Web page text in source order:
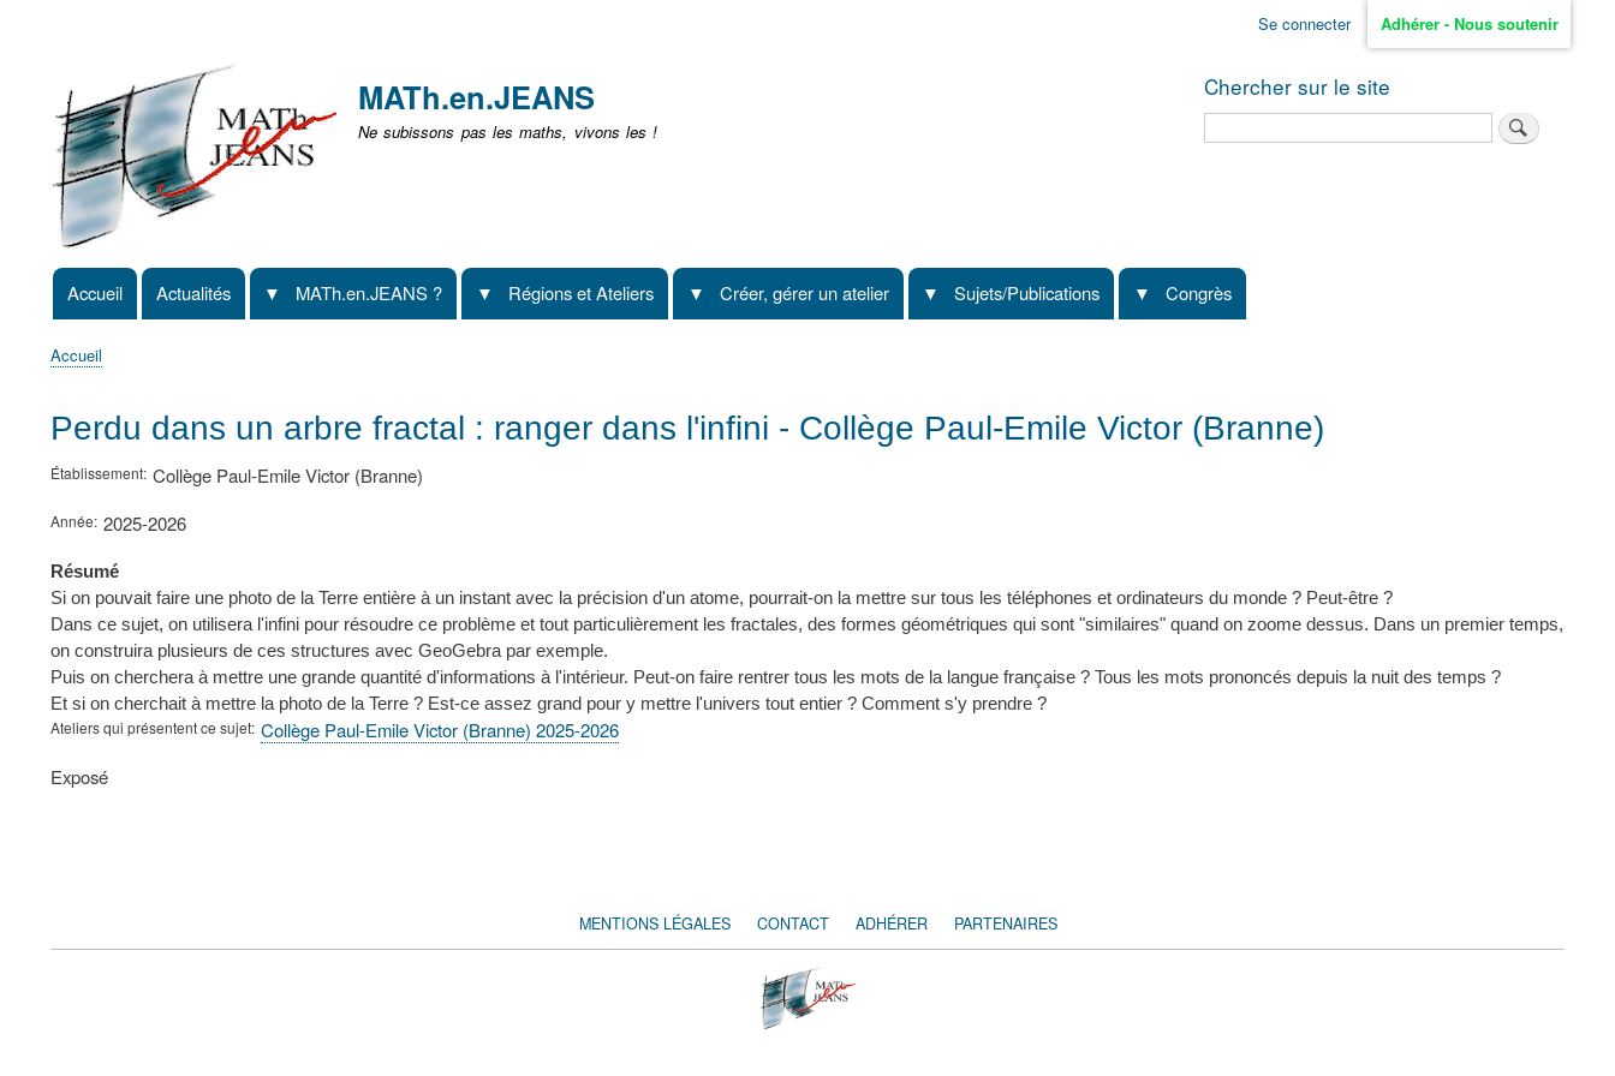
non
identifié
Se connecter Adhérer - Nous soutenir
MATh.en.JEANS
Ne subissons pas les maths, vivons les !
Chercher sur le site
Navigation
principale
Accueil Actualités MATh.en.JEANS ? Régions et Ateliers Créer, gérer un atelier Sujets/Publications Congrès
d'Ariane
Accueil
Perdu dans un arbre fractal : ranger dans l'infini - Collège Paul-Emile Victor (Branne)
Établissement Collège Paul-Emile Victor (Branne)
Année 2025-2026
Résumé
Si on pouvait faire une photo de la Terre entière à un instant avec la précision d'un atome, pourrait-on la mettre sur tous les téléphones et ordinateurs du monde ? Peut-être ?
Dans ce sujet, on utilisera l'infini pour résoudre ce problème et tout particulièrement les fractales, des formes géométriques qui sont "similaires" quand on zoome dessus. Dans un premier temps,
on construira plusieurs de ces structures avec GeoGebra par exemple.
Puis on cherchera à mettre une grande quantité d'informations à l'intérieur. Peut-on faire rentrer tous les mots de la langue française ? Tous les mots prononcés depuis la nuit des temps ?
Et si on cherchait à mettre la photo de la Terre ? Est-ce assez grand pour y mettre l'univers tout entier ? Comment s'y prendre ?
Ateliers qui présentent ce sujet Collège Paul-Emile Victor (Branne) 2025-2026
Type
Exposé
FOOTER
MENTIONS LÉGALES CONTACT ADHÉRER PARTENAIRES